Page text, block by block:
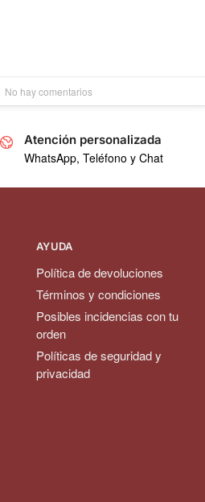
No hay comentarios
Atención personalizada
WhatsApp, Teléfono y Chat
AYUDA
Política de devoluciones
Términos y condiciones
Posibles incidencias con tu
orden
Políticas de seguridad y
privacidad